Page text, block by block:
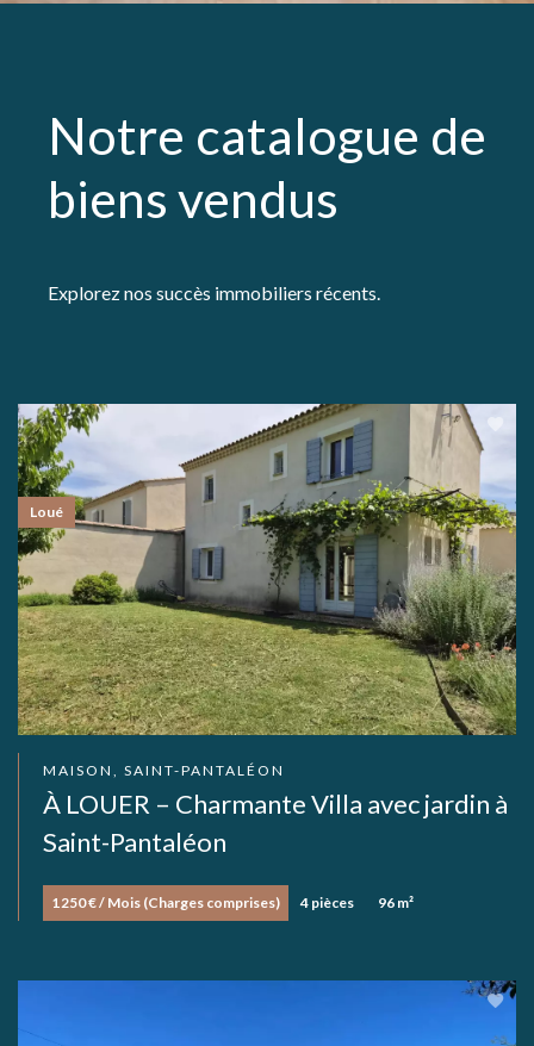
Notre catalogue de
biens vendus
Explorez nos succès immobiliers récents.
MAISON, SAINT-PANTALÉON
À LOUER – Charmante Villa avec jardin à
Saint-Pantaléon
1 250 € / Mois (Charges comprises) 4 pièces 96 m²
Loué